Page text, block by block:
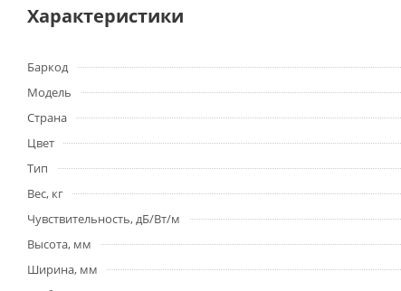
Характеристики
Баркод
Модель
Страна
Цвет
Тип
Вес, кг
Чувствительность, дБ/Вт/м
Высота, мм
Ширина, мм